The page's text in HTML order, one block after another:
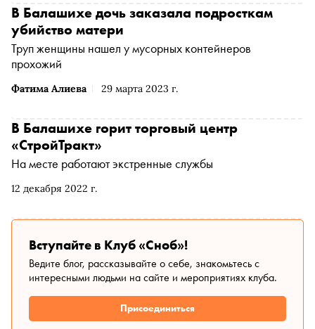
Фатима Алиева 29 марта 2023 г.
В Балашихе дочь заказала подросткам
убийство матери
Труп женщины нашел у мусорных контейнеров
прохожий
12 декабря 2022 г.
В Балашихе горит торговый центр
«СтройТракт»
На месте работают экстренные службы
Вступайте в Клуб «Сноб»!
Ведите блог, рассказывайте о себе, знакомьтесь с
интересными людьми на сайте и мероприятиях клуба.
Присоединиться